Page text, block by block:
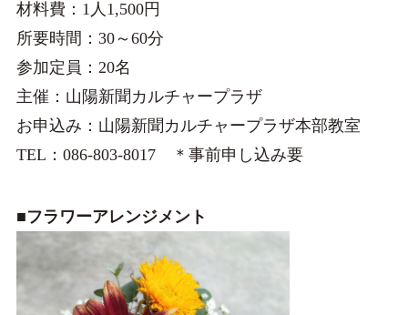
材料費：1人1,500円
所要時間：30～60分
参加定員：20名
主催：山陽新聞カルチャープラザ
お申込み：山陽新聞カルチャープラザ本部教室
TEL：086-803-8017 ＊事前申し込み要
■フラワーアレンジメント